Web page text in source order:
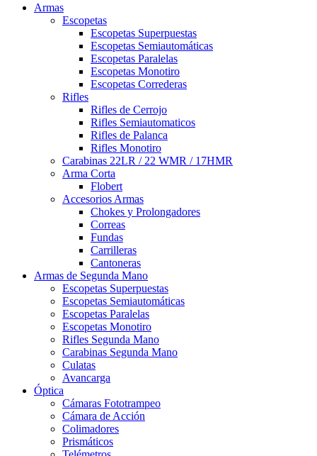
Armas
Escopetas
Escopetas Superpuestas
Escopetas Semiautomáticas
Escopetas Paralelas
Escopetas Monotiro
Escopetas Correderas
Rifles
Rifles de Cerrojo
Rifles Semiautomaticos
Rifles de Palanca
Rifles Monotiro
Carabinas 22LR / 22 WMR / 17HMR
Arma Corta
Flobert
Accesorios Armas
Chokes y Prolongadores
Correas
Fundas
Carrilleras
Cantoneras
Armas de Segunda Mano
Escopetas Superpuestas
Escopetas Semiautomáticas
Escopetas Paralelas
Escopetas Monotiro
Rifles Segunda Mano
Carabinas Segunda Mano
Culatas
Avancarga
Óptica
Cámaras Fototrampeo
Cámara de Acción
Colimadores
Prismáticos